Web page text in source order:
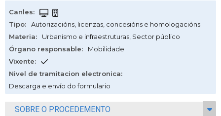
Canles:
Tipo:
Autorizacións, licenzas, concesións e homologacións
Materia: Urbanismo e infraestruturas Sector público
Órgano responsable:
Mobilidade
Vixente:
Nivel de tramitacion electronica:
Descarga e envío do formulario
SOBRE O PROCEDEMENTO